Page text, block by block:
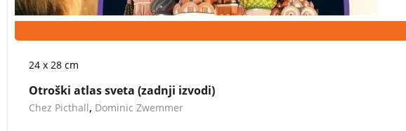
24 x 28 cm
Otroški atlas sveta (zadnji izvodi)
Chez Picthall, Dominic Zwemmer